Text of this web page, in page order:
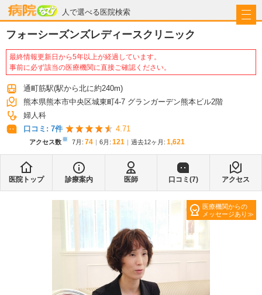
人で選べる医院検索
病院なび
フォーシーズンズレディースクリニック
最終情報更新日から5年以上が経過しています。
事前に必ず該当の医療機関に直接ご確認ください。
通町筋駅(駅から北に約240m)
熊本県熊本市中央区城東町4-7 グランガーデン熊本ビル2階
婦人科
口コミ: 7件 4.71
アクセス数※ 7月 : 74 6月 : 121 過去12ヶ月: 1,621
医院トップ 診療案内 医師 口コミ(7) アクセス
医療機関からの
メッセージあり